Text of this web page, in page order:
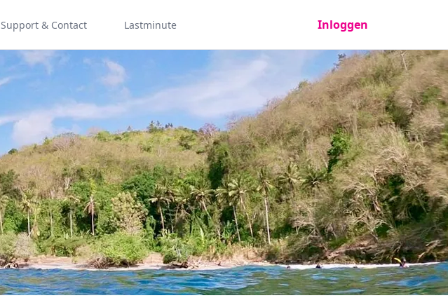
Support & Contact Lastminute Inloggen